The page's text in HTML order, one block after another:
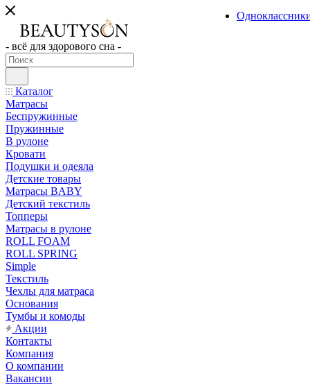
- всё для здорового сна -
Каталог
Матрасы
Беспружинные
Пружинные
В рулоне
Кровати
Подушки и одеяла
Детские товары
Матрасы BABY
Детский текстиль
Топперы
Матрасы в рулоне
ROLL FOAM
ROLL SPRING
Simple
Текстиль
Чехлы для матраса
Основания
Тумбы и комоды
Акции
Контакты
Компания
О компании
Вакансии